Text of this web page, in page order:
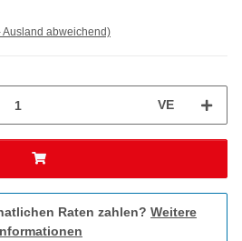
Ausland abweichend)
VE
Raten zahlen? Weitere